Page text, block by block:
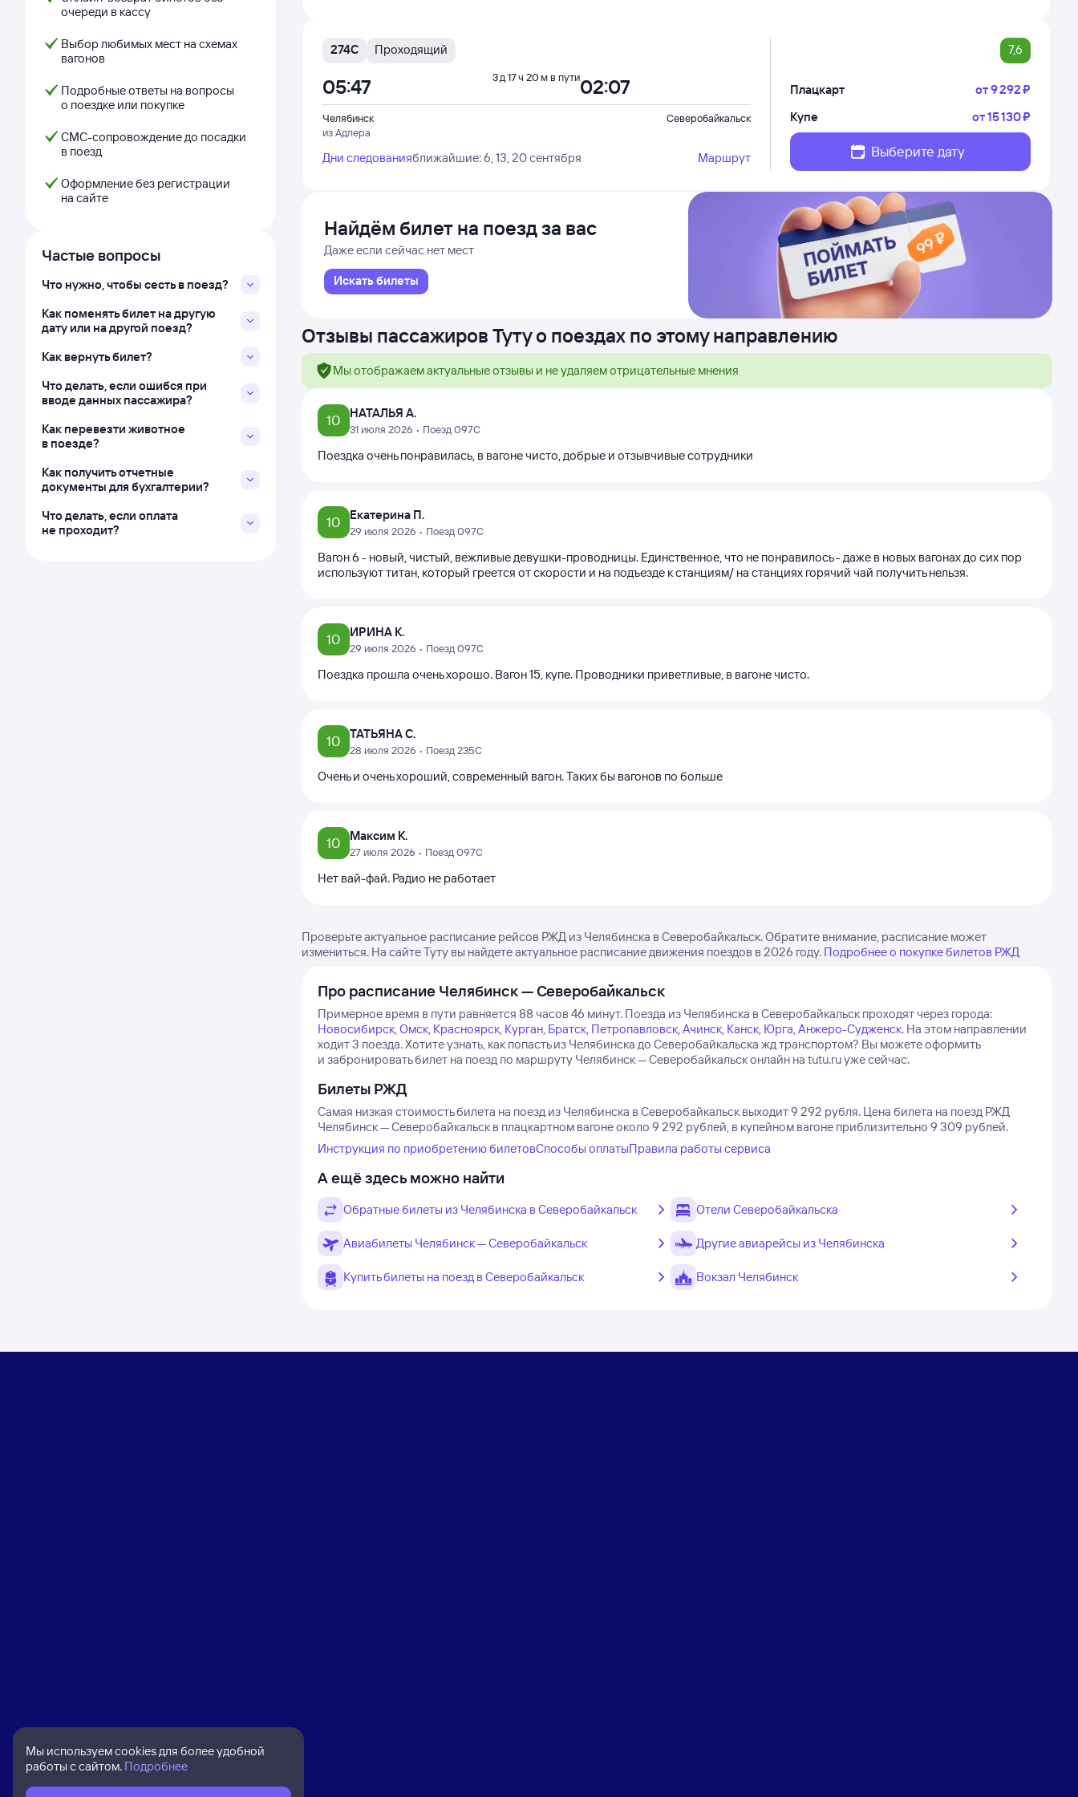
очереди в кассу
Выбор любимых мест на схемах
вагонов
Подробные ответы на вопросы
о поездке или покупке
СМС-сопровождение до посадки
в поезд
Оформление без регистрации
на сайте
Частые вопросы
Что нужно, чтобы сесть в поезд?
Как поменять билет на другую
дату или на другой поезд?
Как вернуть билет?
Что делать, если ошибся при
вводе данных пассажира?
Как перевезти животное
в поезде?
Как получить отчетные
документы для бухгалтерии?
Что делать, если оплата
не проходит?
274С Проходящий 7,6
Челябинск
из Адлера
Северобайкальск
05:47 02:07
3 д 17 ч 20 м в пути
Дни следованияближайшие: 6, 13, 20 сентября Маршрут
Плацкарт от9 ⁠292 ⁠₽
Купе
от15 ⁠130 ⁠₽
Выберите дату
Найдём билет на поезд за вас
Даже если сейчас нет мест
Искать билеты
Отзывы пассажиров Туту о поездах по этому направлению
Мы отображаем актуальные отзывы и не удаляем отрицательные мнения
10 НАТАЛЬЯ А.
31 июля 2026 • Поезд 097С
Поездка очень понравилась, в вагоне чисто, добрые и отзывчивые сотрудники
10 Екатерина П.
29 июля 2026 • Поезд 097С
Вагон 6 - новый, чистый, вежливые девушки-проводницы. Единственное, что не понравилось - даже в новых вагонах до сих пор
используют титан, который греется от скорости и на подъезде к станциям/ на станциях горячий чай получить нельзя.
10 ИРИНА К.
29 июля 2026 • Поезд 097С
Поездка прошла очень хорошо. Вагон 15, купе. Проводники приветливые, в вагоне чисто.
10 ТАТЬЯНА С.
28 июля 2026 • Поезд 235С
Очень и очень хороший, современный вагон. Таких бы вагонов по больше
10 Максим К.
27 июля 2026 • Поезд 097С
Нет вай-фай. Радио не работает
Проверьте актуальное расписание рейсов РЖД из Челябинска в Северобайкальск. Обратите внимание, расписание может
измениться. На сайте Туту вы найдете актуальное расписание движения поездов в 2026 году. Подробнее о покупке билетов РЖД
Про расписание Челябинск — Северобайкальск
Примерное время в пути равняется 88 часов 46 минут. Поезда из Челябинска в Северобайкальск проходят через города:
Новосибирск,Омск, Красноярск, Курган, Братск, Петропавловск,Ачинск, Канск, Юрга,Анжеро-Судженск. На этом направлении
ходит 3 поезда.Хотите узнать, как попасть из Челябинска до Северобайкальска жд транспортом? Вы можете оформить
и забронировать билет на поезд по маршруту Челябинск — Северобайкальск онлайн на tutu.ru уже сейчас.
Билеты РЖД
Самая низкая стоимость билета на поезд из Челябинска в Северобайкальск выходит 9 292 рубля. Цена билета на поезд РЖД
Челябинск — Северобайкальск в плацкартном вагоне около 9 292 рублей, в купейном вагоне приблизительно 9 309 рублей.
Инструкция по приобретению билетовСпособы оплатыПравила работы сервиса
А ещё здесь можно найти
Обратные билеты из Челябинска в Северобайкальск Отели Северобайкальска
Авиабилеты Челябинск — Северобайкальск Другие авиарейсы из Челябинска
Купить билеты на поезд в Северобайкальск Вокзал Челябинск
Мы используем cookies для более удобной
работы с сайтом. Подробнее